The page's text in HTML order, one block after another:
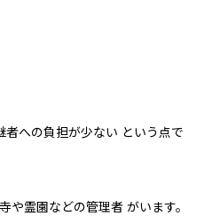
への負担が少ない という点で
や霊園などの管理者 がいます。